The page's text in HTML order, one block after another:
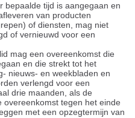
bepaalde tijd is aangegaan en
van producten
of diensten, mag niet
of vernieuwd voor een
mag een overeenkomst die
en die strekt tot het
nieuws- en weekbladen en
verlengd voor een
drie maanden, als de
overeenkomst tegen het einde
met een opzegtermijn van